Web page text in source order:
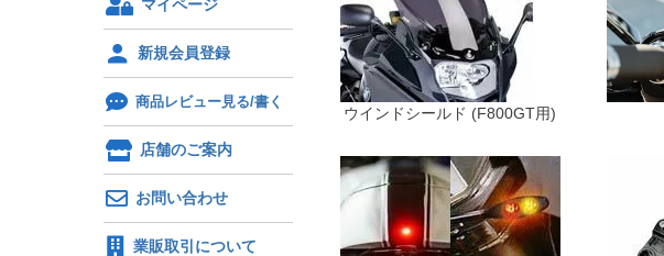
マイページ
新規会員登録
商品レビュー見る/書く
店舗のご案内
お問い合わせ
業販取引について
ウインドシールド (F800GT用)